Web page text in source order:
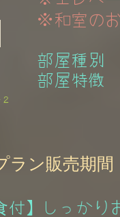
※和室のお
部屋種
部屋特徴
ラン販売期間
付】しっか